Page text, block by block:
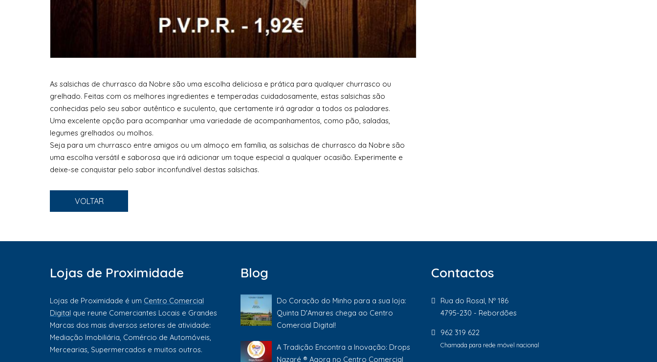
As salsichas de churrasco da Nobre são uma escolha deliciosa e prática para qualquer churrasco ou
grelhado. Feitas com os melhores ingredientes e temperadas cuidadosamente, estas salsichas são
conhecidas pelo seu sabor autêntico e suculento, que certamente irá agradar a todos os paladares.
Uma excelente opção para acompanhar uma variedade de acompanhamentos, como pão, saladas,
legumes grelhados ou molhos.
Seja para um churrasco entre amigos ou um almoço em família, as salsichas de churrasco da Nobre são
uma escolha versátil e saborosa que irá adicionar um toque especial a qualquer ocasião. Experimente e
deixe-se conquistar pelo sabor inconfundível destas salsichas.
VOLTAR
Lojas de Proximidade
Lojas de Proximidade é um Centro Comercial
Digital que reune Comerciantes Locais e Grandes
Marcas dos mais diversos setores de atividade:
Mediação Imobiliária, Comércio de Automóveis,
Mercearias, Supermercados e muitos outros.
Blog
Do Coração do Minho para a sua loja:
Quinta D'Amares chega ao Centro
Comercial Digital!
A Tradição Encontra a Inovação: Drops
Nazaré ® Agora no Centro Comercial
Contactos
Rua do Rosal, Nº 186
4795-230 - Rebordões
962 319 622
Chamada para rede móvel nacional